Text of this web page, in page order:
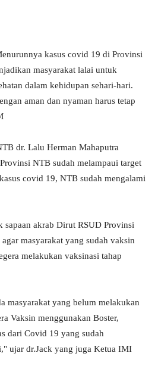
kasus covid 19 di Provinsi
masyarakat lalai untuk
dalam kehidupan sehari-hari.
aman dan nyaman harus tetap
dr. Lalu Herman Mahaputra
NTB sudah melampaui target
covid 19, NTB sudah mengalami
sapaan akrab Dirut RSUD Provinsi
masyarakat yang sudah vaksin
melakukan vaksinasi tahap
masyarakat yang belum melakukan
Vaksin menggunakan Boster,
dari Covid 19 yang sudah
ujar dr.Jack yang juga Ketua IMI